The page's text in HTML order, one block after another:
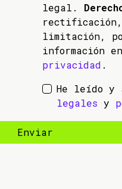
legal.
rectificación,
limitación,
información
privacidad .
He leído y
legales y
Enviar